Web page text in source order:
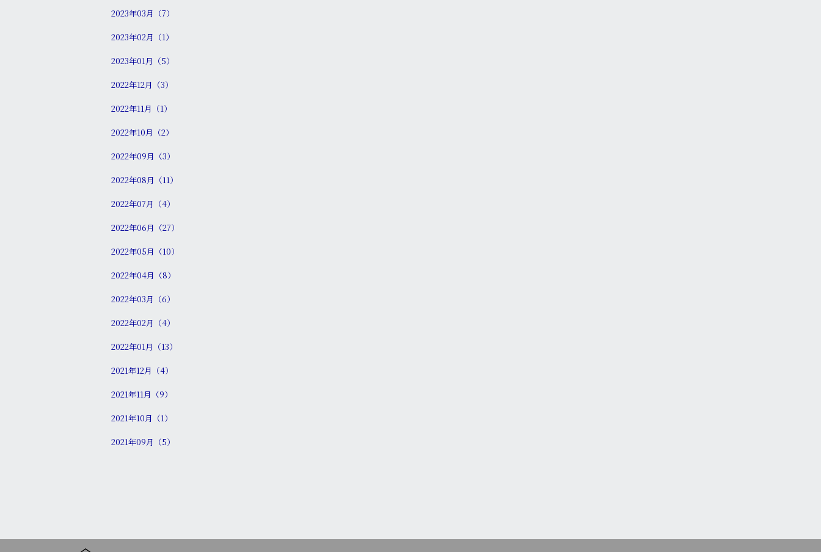
2023年03月（7）
2023年02月（1）
2023年01月（5）
2022年12月（3）
2022年11月（1）
2022年10月（2）
2022年09月（3）
2022年08月（11）
2022年07月（4）
2022年06月（27）
2022年05月（10）
2022年04月（8）
2022年03月（6）
2022年02月（4）
2022年01月（13）
2021年12月（4）
2021年11月（9）
2021年10月（1）
2021年09月（5）